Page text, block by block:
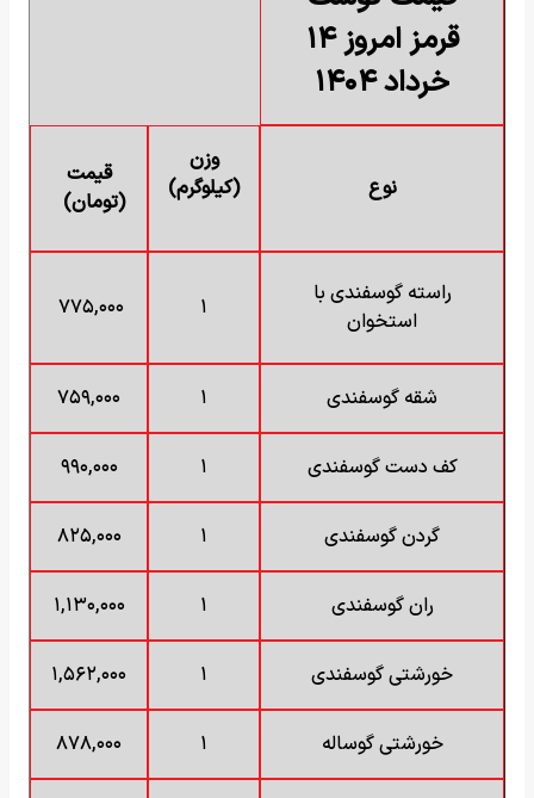
قرمز امروز ۱۴
خرداد ۱۴۰۴
نوع
وزن
(کیلوگرم)
قیمت
(تومان)
راسته گوسفندی با
استخوان
۱ ۷۷۵,۰۰۰
شقه گوسفندی ۱ ۷۵۹,۰۰۰
کف دست گوسفندی ۱ ۹۹۰,۰۰۰
گردن گوسفندی ۱ ۸۲۵,۰۰۰
ران گوسفندی ۱ ۱,۱۳۰,۰۰۰
خورشتی گوسفندی ۱ ۱,۵۶۲,۰۰۰
خورشتی گوساله ۱ ۸۷۸,۰۰۰